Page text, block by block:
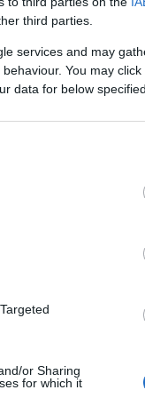
third parties.
services and may
You may
data for below
or Sharing
for which it
Leer más »
Chelsea?
las
y
son
Leer más »